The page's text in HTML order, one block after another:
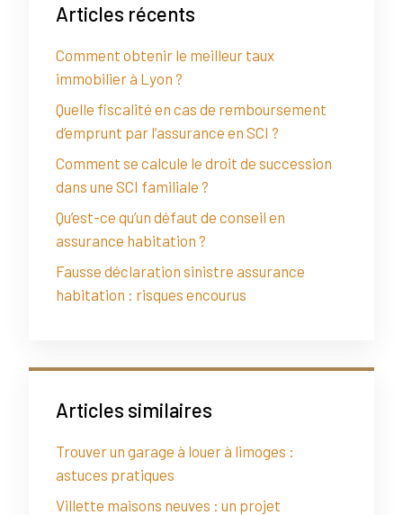
Articles récents
Comment obtenir le meilleur taux
immobilier à Lyon ?
Quelle fiscalité en cas de remboursement
d’emprunt par l’assurance en SCI ?
Comment se calcule le droit de succession
dans une SCI familiale ?
Qu’est-ce qu’un défaut de conseil en
assurance habitation ?
Fausse déclaration sinistre assurance
habitation : risques encourus
Articles similaires
Trouver un garage à louer à limoges :
astuces pratiques
Villette maisons neuves : un projet